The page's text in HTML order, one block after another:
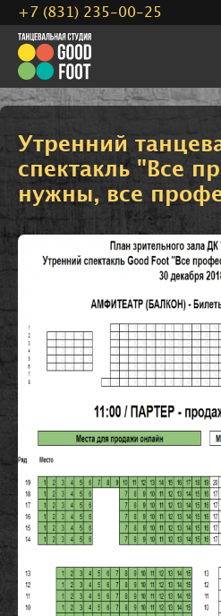
Утренний
спектакль "Все
нужны, все
+7 (831) 235-00-25